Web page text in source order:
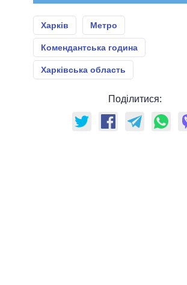
Харків Метро
Комендантська година
Харківська область
Поділитися: